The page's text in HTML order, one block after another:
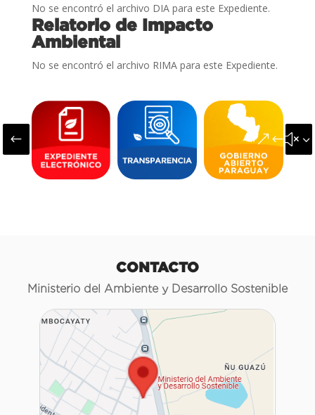
No se encontró el archivo DIA para este Expediente.
Relatorio de Impacto
Ambiental
No se encontró el archivo RIMA para este Expediente.
#
CONTACTO
Ministerio del Ambiente y Desarrollo Sostenible